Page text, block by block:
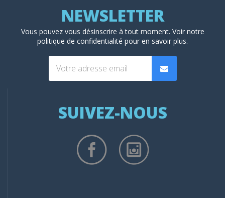
Vous pouvez vous désinscrire à tout moment. Voir notre
politique de confidentialité pour en savoir plus.
SUIVEZ-NOUS